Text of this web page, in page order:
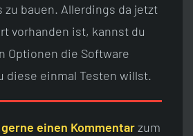
zu bauen. Allerdings da jetzt
vorhanden ist, kannst du
Optionen die Software
diese einmal Testen willst.
einen Kommentarzum